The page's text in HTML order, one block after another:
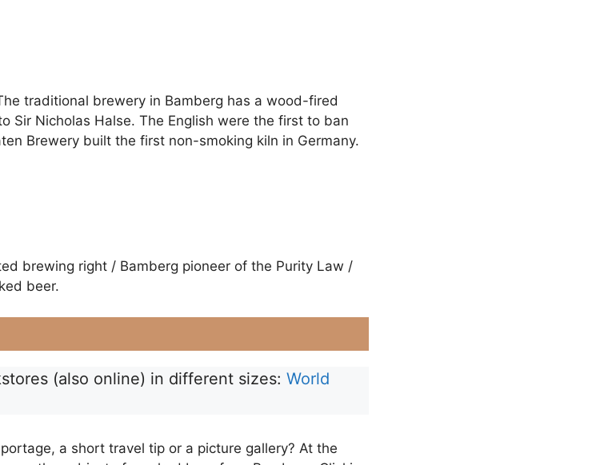
traditional brewery in Bamberg has a wood-fired
Sir Nicholas Halse. The English were the first to ban
Brewery built the first non-smoking kiln in Germany.
brewing right / Bamberg pioneer of the Purity Law /
beer.
(also online) in different sizes: World
a short travel tip or a picture gallery? At the